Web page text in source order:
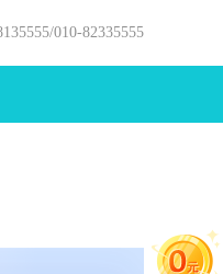
010-82335555